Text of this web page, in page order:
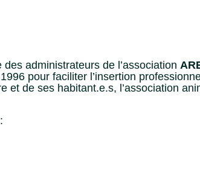
administrateurs de l’association
pour faciliter l’insertion
et de ses habitant.e.s, l’association